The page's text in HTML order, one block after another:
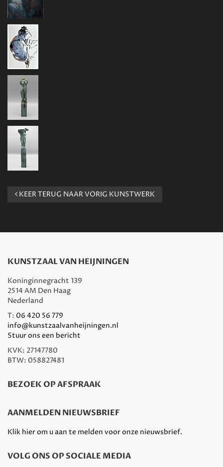
KEER TERUG NAAR VORIG KUNSTWERK
KUNSTZAAL VAN HEIJNINGEN
Koninginnegracht 139
2514 AM Den Haag
Nederland
T: 06 420 56 779
info@kunstzaalvanheijningen.nl
Stuur ons een bericht
KVK: 27147780
BTW: 058827481
BEZOEK OP AFSPRAAK
AANMELDEN NIEUWSBRIEF
Klik hier om u aan te melden voor onze nieuwsbrief.
VOLG ONS OP SOCIALE MEDIA